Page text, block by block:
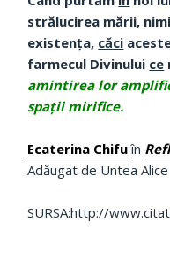
strălucirea mării,
existenţa, căci
farmecul Divinului ce
amintirea lor
spaţii mirifice.
Ecaterina Chifuîn
Adăugat de Untea Alice
SURSA:http://